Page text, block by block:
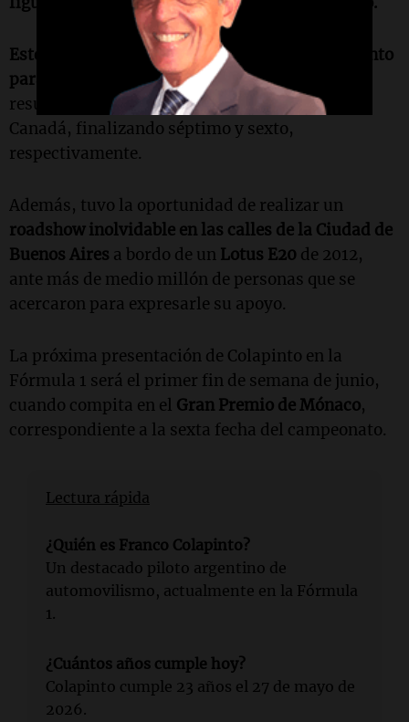
Este nuevo cumpleaños llega en un gran momento
para Colapinto
, quien ha obtenido excelentes
resultados en los Grandes Premios de Miami y
Canadá, finalizando séptimo y sexto,
respectivamente.
Además, tuvo la oportunidad de realizar un
roadshow inolvidable en las calles de la Ciudad de
Buenos Aires a bordo de un Lotus E20 de 2012,
ante más de medio millón de personas que se
acercaron para expresarle su apoyo.
La próxima presentación de Colapinto en la
Fórmula 1 será el primer fin de semana de junio,
cuando compita en el Gran Premio de Mónaco,
correspondiente a la sexta fecha del campeonato.
Lectura rápida
¿Quién es Franco Colapinto?
Un destacado piloto argentino de
automovilismo, actualmente en la Fórmula
1.
¿Cuántos años cumple hoy?
Colapinto cumple 23 años el 27 de mayo de
2026.